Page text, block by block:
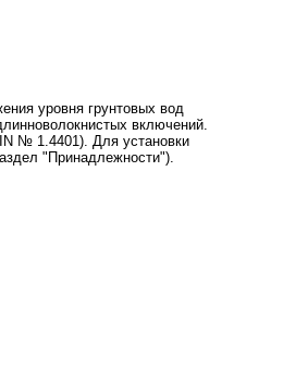
уровня грунтовых вод
включений.
№ 1.4401). Для установки
"Принадлежности").